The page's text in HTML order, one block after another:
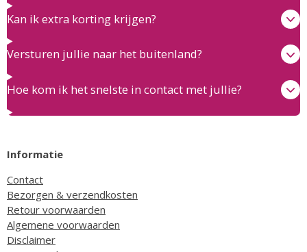
Kan ik extra korting krijgen?
Versturen jullie naar het buitenland?
Hoe kom ik het snelste in contact met jullie?
Informatie
Contact
Bezorgen & verzendkosten
Retour voorwaarden
Algemene voorwaarden
Disclaimer